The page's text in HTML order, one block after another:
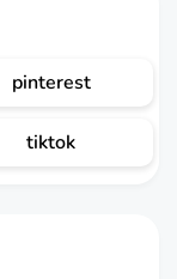
pinterest
tiktok